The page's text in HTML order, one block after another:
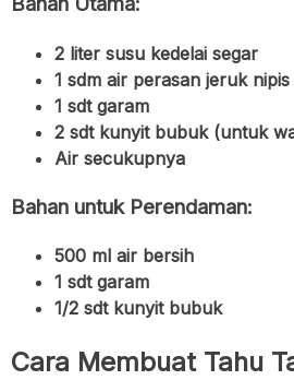
2 liter susu kedelai segar
1 sdm air perasan jeruk
1 sdt garam
2 sdt kunyit bubuk (untuk
Air secukupnya
Bahan untuk Perendaman:
500 ml air bersih
1 sdt garam
1/2 sdt kunyit bubuk
Cara Membuat Tahu